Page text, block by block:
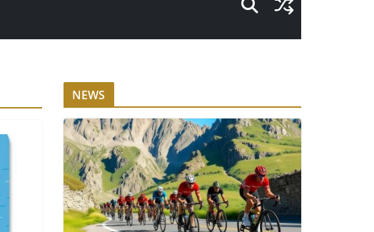
NEWS